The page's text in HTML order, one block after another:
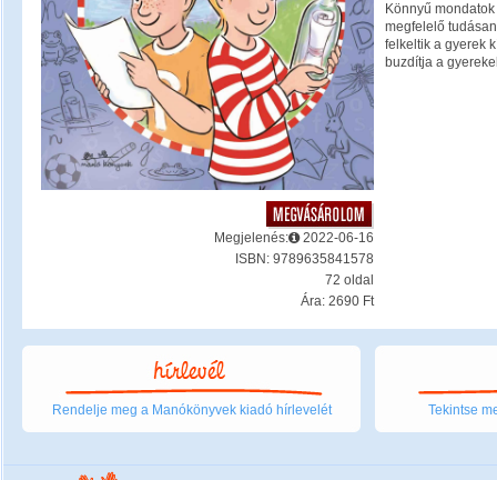
Megjelenés:
2022-06-16
ISBN: 9789635841578
72 oldal
Ára: 2690 Ft
Könnyű
megfelelő
felkeltik a gyerek
buzdítja a
Rendelje meg a Manókönyvek kiadó hírlevelét Tekintse